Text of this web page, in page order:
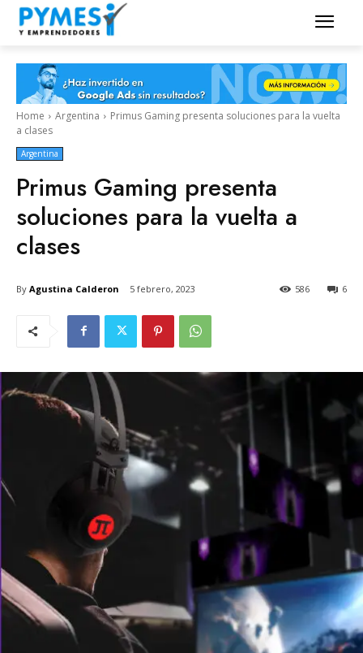
Home Argentina
Primus Gaming presenta soluciones para la vuelta
a clases
Argentina
Primus Gaming presenta
soluciones para la vuelta a
clases
By Agustina Calderon 5 febrero, 2023 6
586